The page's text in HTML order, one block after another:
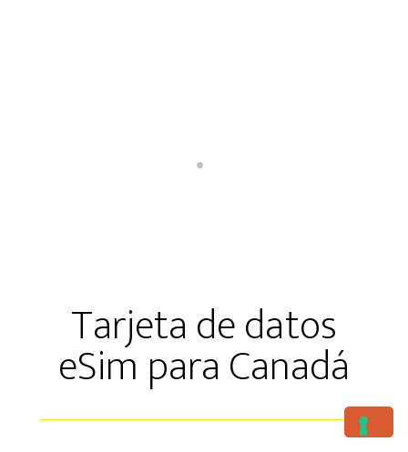
Tarjeta de datos
eSim para Canadá